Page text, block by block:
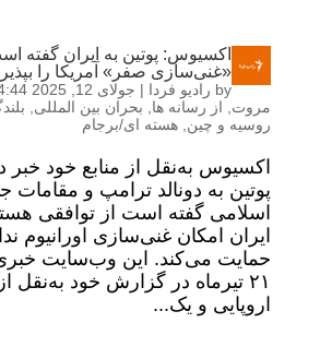
اکسیوس: پوتین به ایران گفته
«غنی‌سازی صفر» آمریکا را
by رادیو فردا | جولای 12, 2025 4:44 ب.ظ
مروت
از رسانه ها بحران بین المللی
روسیه و چین هسته ای/برجام
اکسیوس به‌نقل از منابع خود خبر
پوتین به دونالد ترامپ و مقامات
اسلامی گفته است از توافقی
ایران امکان غنی‌سازی اورانیوم
حمایت می‌کند. این وب‌سایت
۲۱ تیرماه در گزارش خود به‌نقل
اروپایی و یک...